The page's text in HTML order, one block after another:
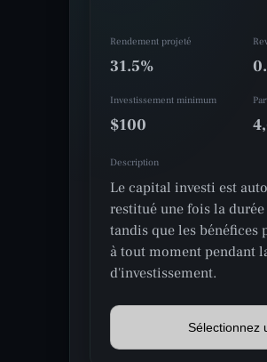
Rendement projeté
31.5%
Investissement minimum
$100
Description
Le capital investi est
restitué une fois la
tandis que les bénéfices
à tout moment pendant
d'investissement.
Sélectionnez